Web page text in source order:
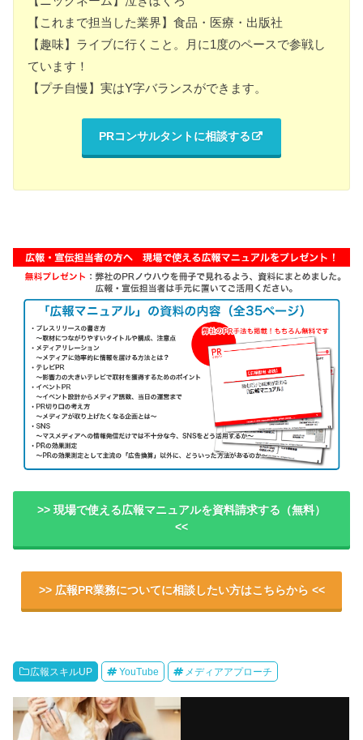
【これまで担当した業界】食品・医療・出版社
【趣味】ライブに行くこと。月に1度のペースで参戦し
ています！
【プチ自慢】実はY字バランスができます。
PRコンサルタントに相談する
>> 現場で使える広報マニュアルを資料請求する（無料）
<<
>> 広報PR業務についてに相談したい方はこちらから <<
広報スキルUP YouTube メディアアプローチ